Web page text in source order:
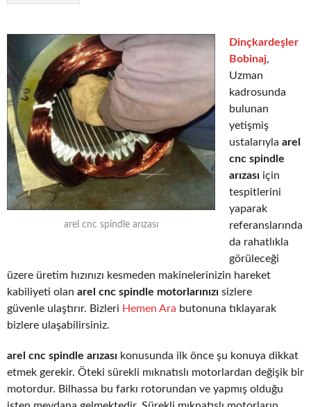
arel cnc spindle arızası
Dinçkardeşler
Bobinaj,
Uzman
kadrosunda
bulunan
yetişmiş
ustalarıyla arel
cnc spindle
arızası için
tespitlerini
yaparak
referanslarında
da rahatlıkla
görüleceği
üzere üretim hızınızı kesmeden makinelerinizin hareket
kabiliyeti olan arel cnc spindle motorlarınızı sizlere
güvenle ulaştırır. Bizleri Hemen Ara butonuna tıklayarak
bizlere ulaşabilirsiniz.
arel cnc spindle arızası konusunda ilk önce şu konuya dikkat
etmek gerekir. Öteki sürekli mıknatıslı motorlardan değişik bir
motordur. Bilhassa bu farkı rotorundan ve yapmış olduğu